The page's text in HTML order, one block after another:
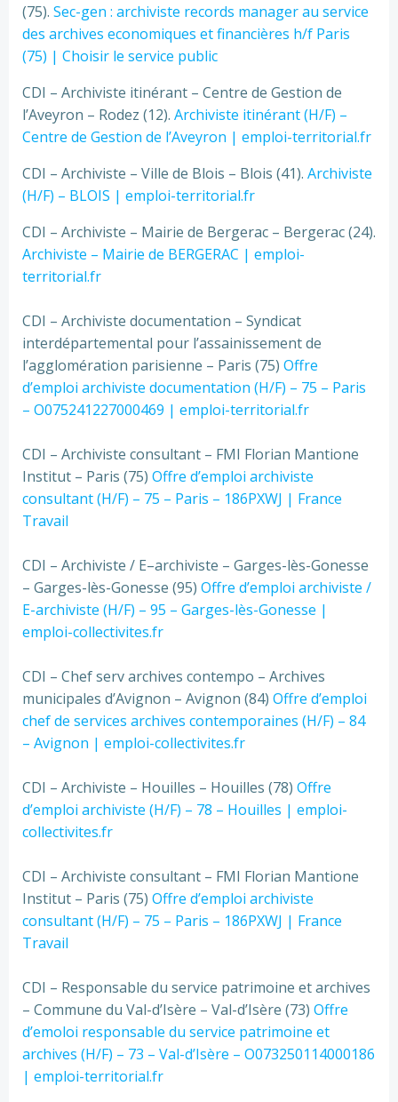
(75). Sec-gen : archiviste records manager au service
des archives economiques et financières h/f Paris
(75) | Choisir le service public
CDI – Archiviste itinérant – Centre de Gestion de
l’Aveyron – Rodez (12). Archiviste itinérant (H/F) –
Centre de Gestion de l’Aveyron | emploi-territorial.fr
CDI – Archiviste – Ville de Blois – Blois (41). Archiviste
(H/F) – BLOIS | emploi-territorial.fr
CDI – Archiviste – Mairie de Bergerac – Bergerac (24).
Archiviste – Mairie de BERGERAC | emploi-
territorial.fr
CDI – Archiviste documentation – Syndicat
interdépartemental pour l’assainissement de
l’agglomération parisienne – Paris (75) Offre
d’emploi archiviste documentation (H/F) – 75 – Paris
– O075241227000469 | emploi-territorial.fr
CDI – Archiviste consultant – FMI Florian Mantione
Institut – Paris (75) Offre d’emploi archiviste
consultant (H/F) – 75 – Paris – 186PXWJ | France
Travail
CDI – Archiviste / E–archiviste – Garges-lès-Gonesse
– Garges-lès-Gonesse (95) Offre d’emploi archiviste /
E-archiviste (H/F) – 95 – Garges-lès-Gonesse |
emploi-collectivites.fr
CDI – Chef serv archives contempo – Archives
municipales d’Avignon – Avignon (84) Offre d’emploi
chef de services archives contemporaines (H/F) – 84
– Avignon | emploi-collectivites.fr
CDI – Archiviste – Houilles – Houilles (78) Offre
d’emploi archiviste (H/F) – 78 – Houilles | emploi-
collectivites.fr
CDI – Archiviste consultant – FMI Florian Mantione
Institut – Paris (75) Offre d’emploi archiviste
consultant (H/F) – 75 – Paris – 186PXWJ | France
Travail
CDI – Responsable du service patrimoine et archives
– Commune du Val-d’Isère – Val-d’Isère (73) Offre
d’emoloi responsable du service patrimoine et
archives (H/F) – 73 – Val-d’Isère – O073250114000186
| emploi-territorial.fr